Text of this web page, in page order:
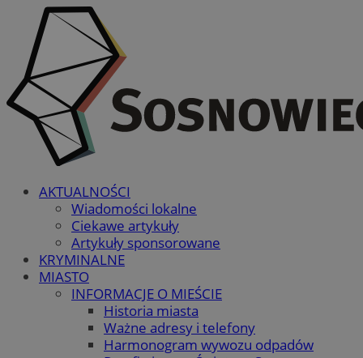
AKTUALNOŚCI
Wiadomości lokalne
Ciekawe artykuły
Artykuły sponsorowane
KRYMINALNE
MIASTO
INFORMACJE O MIEŚCIE
Historia miasta
Ważne adresy i telefony
Harmonogram wywozu odpadów